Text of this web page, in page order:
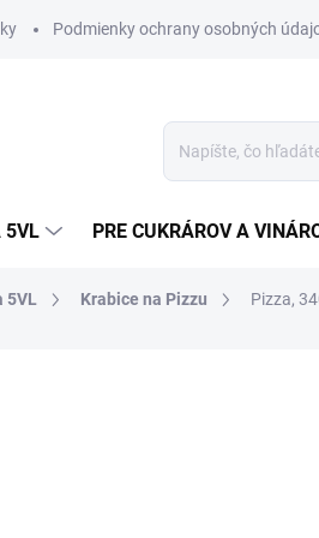
Podmienky ochrany osobných
5VL PRE CUKRÁROV A
5VL Krabice na Pizzu Pizza,